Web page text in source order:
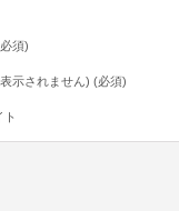
須)
示されません) (必須)
ト